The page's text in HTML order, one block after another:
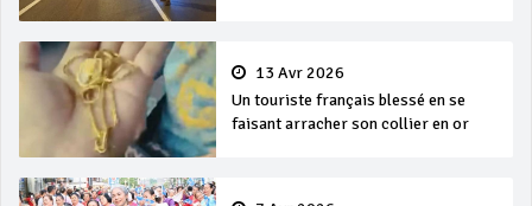
13 Avr 2026
Un touriste français blessé en se
faisant arracher son collier en or